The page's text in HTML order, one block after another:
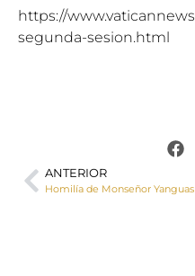
https://
segunda-sesion.html
ANTERIOR